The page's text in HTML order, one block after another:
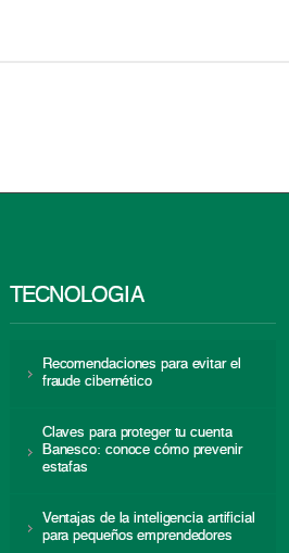
TECNOLOGÍA
Recomendaciones para evitar el
fraude cibernético
Claves para proteger tu cuenta
Banesco: conoce cómo prevenir
estafas
Ventajas de la inteligencia artificial
para pequeños emprendedores